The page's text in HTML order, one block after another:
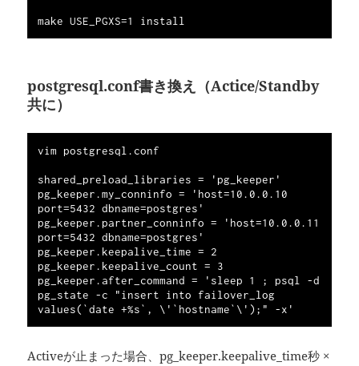
postgresql.conf書き換え（Actice/Standby
共に）
vim postgresql.conf
shared_preload_libraries = 'pg_keeper'
pg_keeper.my_conninfo = 'host=10.0.0.10
port=5432 dbname=postgres'
pg_keeper.partner_conninfo = 'host=10.0.0.11
port=5432 dbname=postgres'
pg_keeper.keepalive_time = 2
pg_keeper.keepalive_count = 3
pg_keeper.after_command = 'sleep 1 ; psql -d
pg_state -c "insert into failover_log
Activeが止まった場合、pg_keeper.keepalive_time秒 ×